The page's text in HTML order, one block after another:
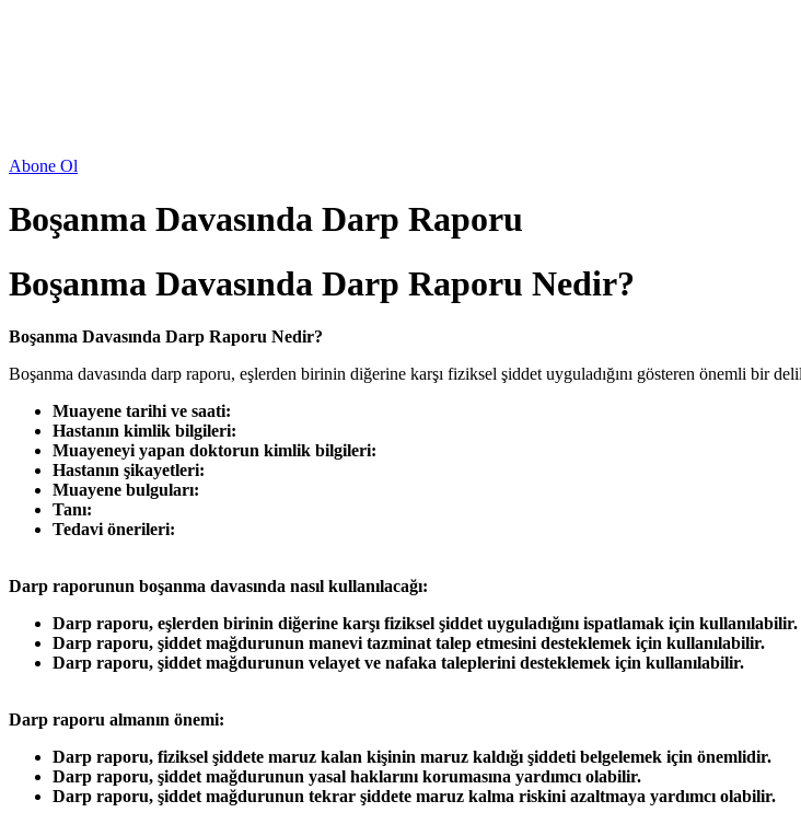
Abone Ol
Boşanma Davasında Darp Raporu
Boşanma Davasında Darp Raporu Nedir?
Boşanma Davasında Darp Raporu Nedir?
Boşanma davasında darp raporu, eşlerden birinin diğerine karşı fiziksel şiddet uyguladığını gösteren önemli bir
Muayene tarihi ve saati:
Hastanın kimlik bilgileri:
Muayeneyi yapan doktorun kimlik bilgileri:
Hastanın şikayetleri:
Muayene bulguları:
Tanı:
Tedavi önerileri:
Darp raporunun boşanma davasında nasıl kullanılacağı:
Darp raporu, eşlerden birinin diğerine karşı fiziksel şiddet uyguladığını ispatlamak için kullanılabilir.
Darp raporu, şiddet mağdurunun manevi tazminat talep etmesini desteklemek için kullanılabilir.
Darp raporu, şiddet mağdurunun velayet ve nafaka taleplerini desteklemek için kullanılabilir.
Darp raporu almanın önemi:
Darp raporu, fiziksel şiddete maruz kalan kişinin maruz kaldığı şiddeti belgelemek için önemlidir.
Darp raporu, şiddet mağdurunun yasal haklarını korumasına yardımcı olabilir.
Darp raporu, şiddet mağdurunun tekrar şiddete maruz kalma riskini azaltmaya yardımcı olabilir.